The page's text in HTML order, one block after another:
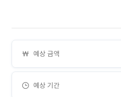
예상 금액
예상 기간